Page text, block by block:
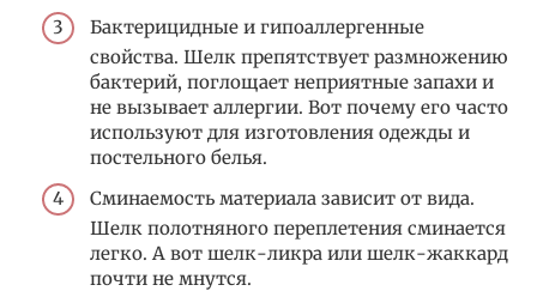
Бактерицидные и гипоаллергенные
свойства. Шелк препятствует размножению
бактерий, поглощает неприятные запахи и
не вызывает аллергии. Вот почему его часто
используют для изготовления одежды и
постельного белья.
Сминаемость материала зависит от вида.
Шелк полотняного переплетения сминается
легко. А вот шелк-ликра или шелк-жаккард
почти не мнутся.